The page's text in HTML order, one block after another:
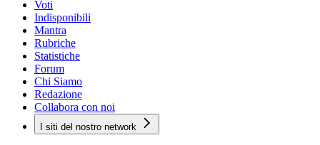
Voti
Indisponibili
Mantra
Rubriche
Statistiche
Forum
Chi Siamo
Redazione
Collabora con noi
I siti del nostro network